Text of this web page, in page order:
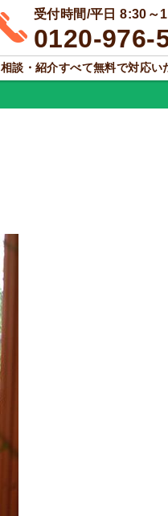
受付時間/平日 8:30～
0120-976-
相談・紹介すべて無料で対応い